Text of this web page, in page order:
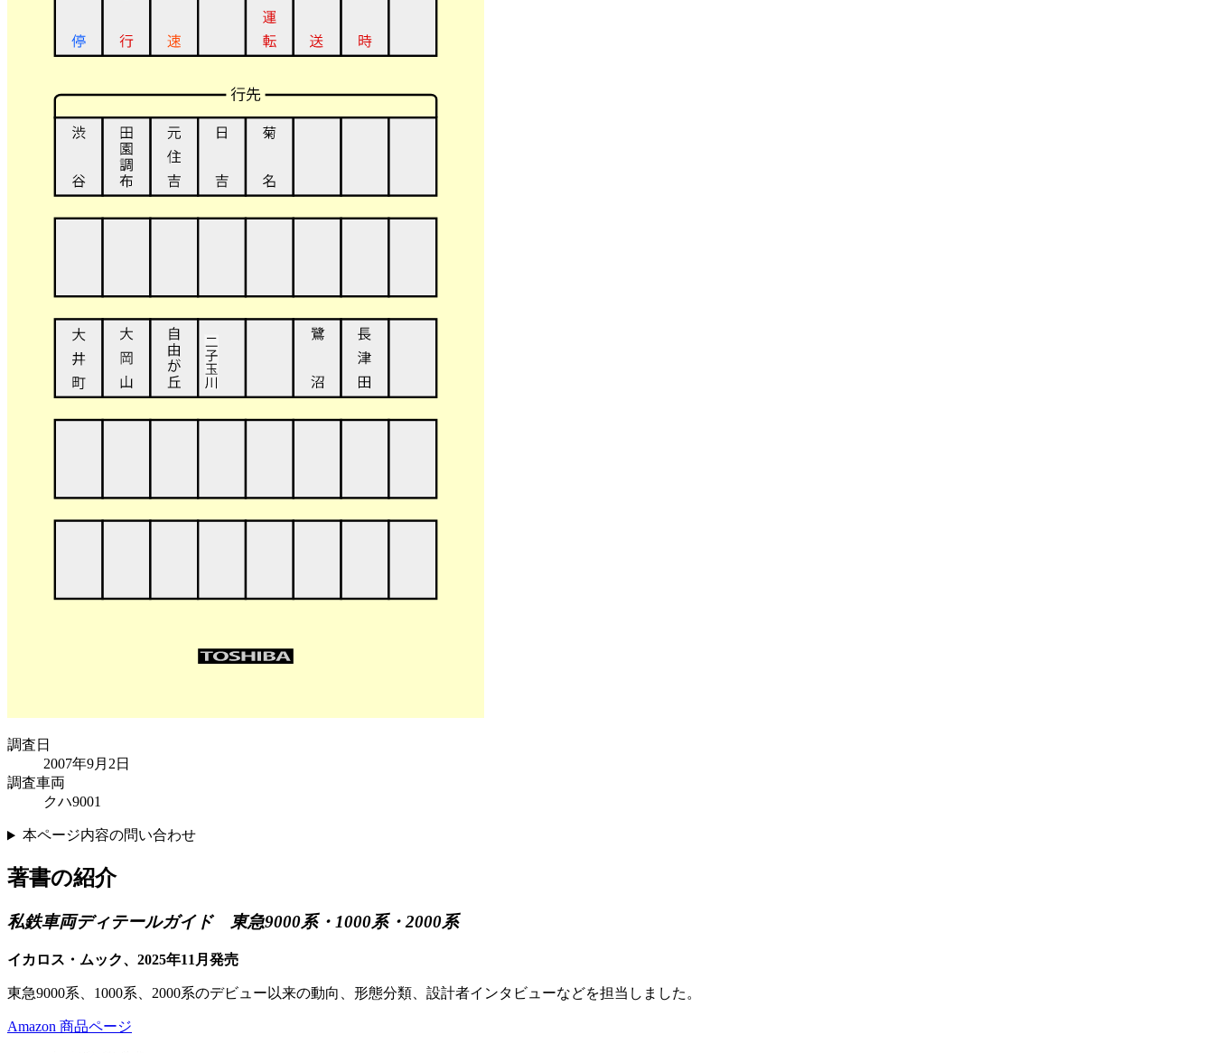
調査日
2007年9月2日
調査車両
クハ9001
本ページ内容の問い合わせ
著書の紹介
私鉄車両ディテールガイド 東急9000系・1000系・2000系
イカロス・ムック、2025年11月発売
東急9000系、1000系、2000系のデビュー以来の動向、形態分類、設計者インタビューなどを担当しました。
Amazon 商品ページ